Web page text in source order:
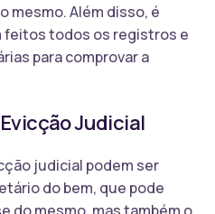
mesmo. Além disso, é
feitos todos os registros e
para comprovar a
Judicial
judicial podem ser
do bem, que pode
do mesmo, mas também o